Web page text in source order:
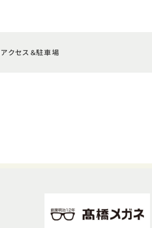
アクセス＆駐車場